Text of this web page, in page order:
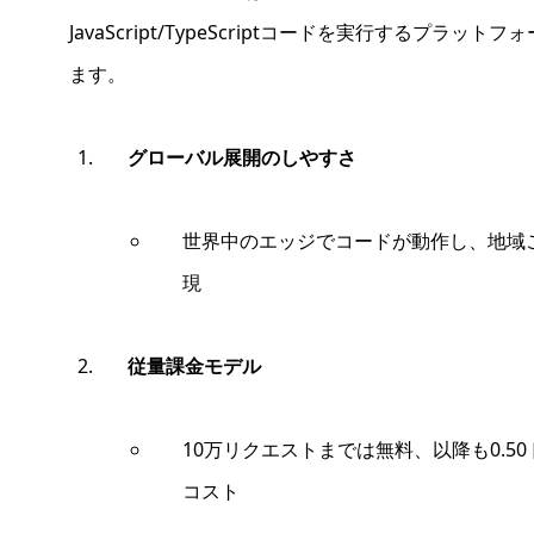
JavaScript/TypeScriptコードを実行するプラットフ
ます。
グローバル展開のしやすさ
世界中のエッジでコードが動作し、地
現
従量課金モデル
10万リクエストまでは無料、以降も
コスト